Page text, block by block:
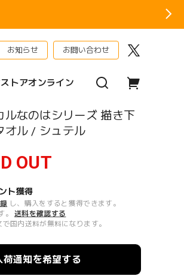
お知らせ お問い合わせ
トアオンライン
ルなのはシリーズ 描き下
オル / シュテル
OUT
ト獲得
し、購入をすると獲得できます。
送料を確認する
国内送料が無料になります。
荷通知を希望する